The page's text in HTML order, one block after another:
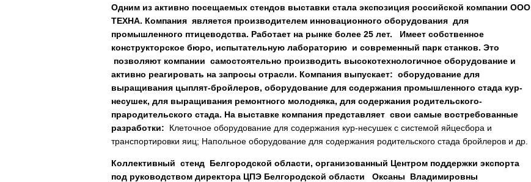
Одним из активно посещаемых стендов выставки стала экспозиция российской компании ООО
ТЕХНА. Компания является производителем инновационного оборудования для
промышленного птицеводства. Работает на рынке более 25 лет.
Имеет собственное
конструкторское бюро, испытательную лабораторию и современный парк станков. Это
позволяют компании самостоятельно производить высокотехнологичное оборудование и
активно реагировать на запросы отрасли. Компания выпускает: оборудование для
выращивания цыплят-бройлеров, оборудование для содержания промышленного стада кур-
несушек, для выращивания ремонтного молодняка, для содержания родительского-
прародительского стада. На выставке компания представляет свои самые востребованные
разработки: Клеточное оборудование для содержания кур-несушек с системой яйцесбора и
транспортировки яиц; Напольное оборудование для содержания родительского стада бройлеров и др.
Коллективный стенд Белгородской области, организованный Центром поддержки экспорта
под руководством директора ЦПЭ Белгородской области Оксаны Владимировны